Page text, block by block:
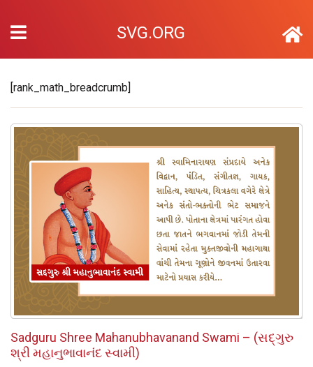
SVG.ORG
[rank_math_breadcrumb]
Sadguru Shree Mahanubhavanand Swami – (સદ્‌ગુરુ
શ્રી મહાનુભાવાનંદ સ્વામી)